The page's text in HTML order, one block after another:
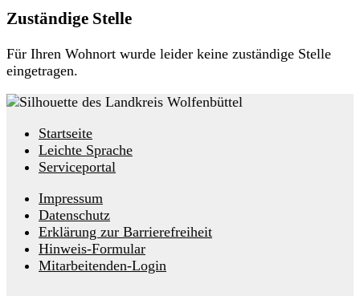
Zuständige Stelle
Für Ihren Wohnort wurde leider keine zuständige Stelle
eingetragen.
Startseite
Leichte Sprache
Serviceportal
Impressum
Datenschutz
Erklärung zur Barrierefreiheit
Hinweis-Formular
Mitarbeitenden-Login